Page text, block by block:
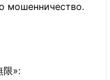
мошенничество.
限»: